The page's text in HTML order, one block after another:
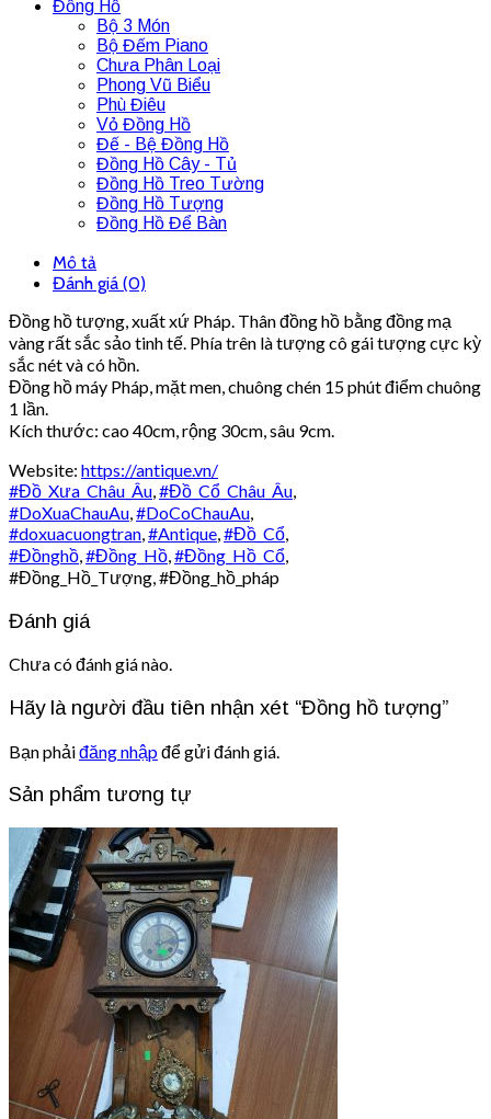
Đồng Hồ
Bộ 3 Món
Bộ Đếm Piano
Chưa Phân Loại
Phong Vũ Biểu
Phù Điêu
Vỏ Đồng Hồ
Đế - Bệ Đồng Hồ
Đồng Hồ Cây - Tủ
Đồng Hồ Treo Tường
Đồng Hồ Tượng
Đồng Hồ Để Bàn
Mô tả
Đánh giá (0)
Đồng hồ tượng, xuất xứ Pháp. Thân đồng hồ bằng đồng mạ
vàng rất sắc sảo tinh tế. Phía trên là tượng cô gái tượng cực kỳ
sắc nét và có hồn.
Đồng hồ máy Pháp, mặt men, chuông chén 15 phút điểm chuông
1 lần.
Kích thước: cao 40cm, rộng 30cm, sâu 9cm.
Website: https://antique.vn/
#Đồ_Xưa_Châu_Âu,#Đồ_Cổ_Châu_Âu,
#DoXuaChauAu,#DoCoChauAu,
#doxuacuongtran,#Antique,#Đồ_Cổ,
#Đồnghồ,#Đồng_Hồ,#Đồng_Hồ_Cổ,
#Đồng_Hồ_Tượng, #Đồng_hồ_pháp
Đánh giá
Chưa có đánh giá nào.
Hãy là người đầu tiên nhận xét “Đồng hồ tượng”
Bạn phảiđăng nhậpđể gửi đánh giá.
Sản phẩm tương tự